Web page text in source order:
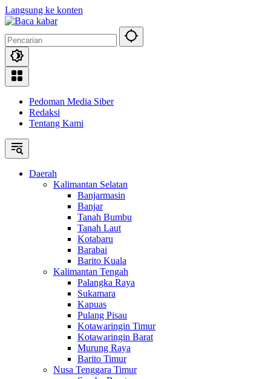
Langsung ke konten
Pedoman Media Siber
Redaksi
Tentang Kami
Daerah
Kalimantan Selatan
Banjarmasin
Banjar
Tanah Bumbu
Tanah Laut
Kotabaru
Barabai
Barito Kuala
Kalimantan Tengah
Palangka Raya
Sukamara
Kapuas
Pulang Pisau
Kotawaringin Timur
Kotawaringin Barat
Murung Raya
Barito Timur
Nusa Tenggara Timur